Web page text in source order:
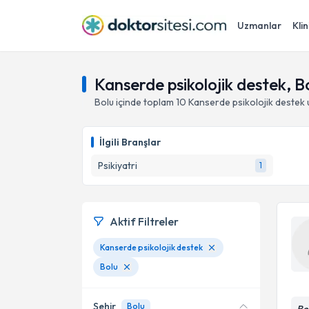
Uzmanlar
Kanserde psikolojik destek,
Bolu içinde toplam 10 Kanserde psikolojik destek
İlgili Branşlar
Psikiyatri
1
Aktif Filtreler
Kanserde psikolojik destek
Bolu
Şehir Bolu